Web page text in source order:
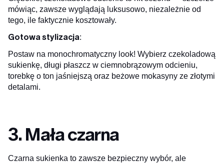
mówiąc, zawsze wyglądają luksusowo, niezależnie od
tego, ile faktycznie kosztowały.
Gotowa stylizacja:
Postaw na monochromatyczny look! Wybierz czekoladową
sukienkę, długi płaszcz w ciemnobrązowym odcieniu,
torebkę o ton jaśniejszą oraz beżowe mokasyny ze złotymi
detalami.
3. Mała czarna
Czarna sukienka to zawsze bezpieczny wybór, ale